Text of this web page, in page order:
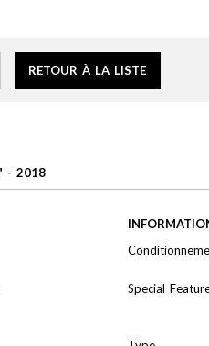
RETOUR À LA LISTE
- 2018
Special